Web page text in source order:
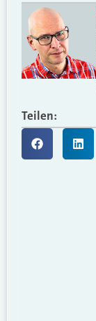
Teilen: